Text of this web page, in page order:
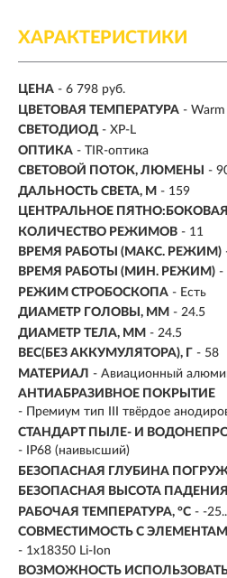
ХАРАКТЕРИСТИКИ
ЦЕНА - 6 798 руб.
ЦВЕТОВАЯ ТЕМПЕРАТУРА - Warm
СВЕТОДИОД - XP-L
ОПТИКА - TIR-оптика
СВЕТОВОЙ ПОТОК, ЛЮМЕНЫ
-
ДАЛЬНОСТЬ СВЕТА, М - 159
ЦЕНТРАЛЬНОЕ
КОЛИЧЕСТВО РЕЖИМОВ - 11
ВРЕМЯ РАБОТЫ (МАКС. РЕЖИМ)
ВРЕМЯ РАБОТЫ (МИН. РЕЖИМ) -
РЕЖИМ СТРОБОСКОПА - Есть
ДИАМЕТР ГОЛОВЫ, ММ - 24.5
ДИАМЕТР ТЕЛА, ММ - 24.5
ВЕС(БЕЗ АККУМУЛЯТОРА), Г - 58
МАТЕРИАЛ - Авиационный
АНТИАБРАЗИВНОЕ ПОКРЫТИЕ
- Премиум тип III твёрдое
СТАНДАРТ ПЫЛЕ- И
- IP68 (наивысший)
БЕЗОПАСНАЯ ГЛУБИНА
БЕЗОПАСНАЯ ВЫСОТА ПАДЕНИЯ
РАБОЧАЯ ТЕМПЕРАТУРА, °C - -
СОВМЕСТИМОСТЬ С
- 1x18350 Li-Ion
ВОЗМОЖНОСТЬ